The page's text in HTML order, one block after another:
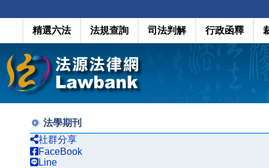
精選六法 法規查詢 司法判解 行政函釋
法學期刊
社群分享
FaceBook
Line